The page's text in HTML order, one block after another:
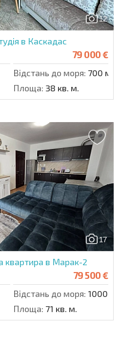
12
в Каскадас
79 000 €
Відстань до моря: 700 м.
Площа: 38 кв. м.
17
квартира в Марак-2
79 500 €
Відстань до моря: 1000 м.
Площа: 71 кв. м.